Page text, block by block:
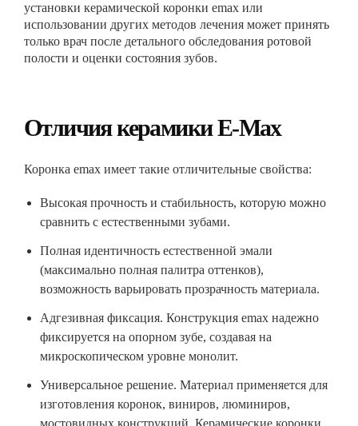
установки керамической коронки emax или
использовании других методов лечения может принять
только врач после детального обследования ротовой
полости и оценки состояния зубов.
Отличия керамики E-Max
Коронка emax имеет такие отличительные свойства:
Высокая прочность и стабильность, которую можно
сравнить с естественными зубами.
Полная идентичность естественной эмали
(максимально полная палитра оттенков),
возможность варьировать прозрачность материала.
Адгезивная фиксация. Конструкция emax надежно
фиксируется на опорном зубе, создавая на
микроскопическом уровне монолит.
Универсальное решение. Материал применяется для
изготовления коронок, виниров, люминиров,
мостовидных конструкций. Керамические коронки